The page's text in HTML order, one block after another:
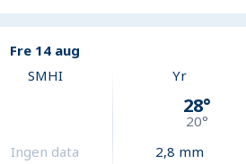
Fre 14 aug
SMHI
Ingen data
Yr
28°
20°
2,8 mm